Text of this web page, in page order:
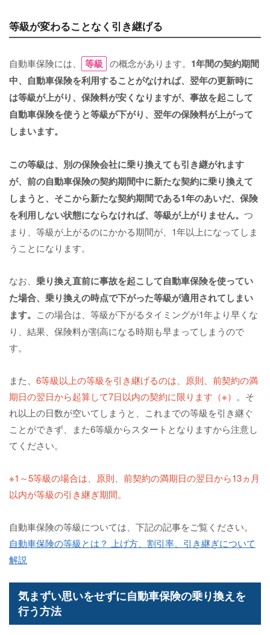
等級が変わることなく引き継げる
自動車保険には、 等級 の概念があります。 1年間の契約期間
中、自動車保険を利用することがなければ、翌年の更新時に
は等級が上がり、保険料が安くなりますが、事故を起こして
自動車保険を使うと等級が下がり、翌年の保険料が上がって
しまいます。
この等級は、別の保険会社に乗り換えても引き継がれます
が、前の自動車保険の契約期間中に新たな契約に乗り換えて
しまうと、そこから新たな契約期間である1年のあいだ、保険
を利用しない状態にならなければ、等級が上がりません。 つ
まり、等級が上がるのにかかる期間が、1年以上になってしま
うことになります。
なお、 乗り換え直前に事故を起こして自動車保険を使ってい
た場合、乗り換えの時点で下がった等級が適用されてしまい
ます。 この場合は、等級が下がるタイミングが1年より早くな
り、結果、保険料が割高になる時期も早まってしまうので
す。
また、 6等級以上の等級を引き継げるのは、原則、前契約の満
期日の翌日から起算して7日以内の契約に限ります（※） 。そ
れ以上の日数が空いてしまうと、これまでの等級を引き継ぐ
ことができず、また6等級からスタートとなりますから注意し
てください。
※1～5等級の場合は、原則、前契約の満期日の翌日から13ヵ月
以内が等級の引き継ぎ期間。
自動車保険の等級については、下記の記事をご覧ください。
自動車保険の等級とは？ 上げ方、割引率、引き継ぎについて
解説
気まずい思いをせずに自動車保険の乗り換えを
行う方法